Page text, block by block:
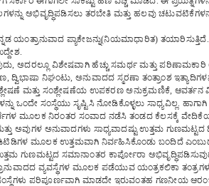
ಅಭಿವೃದ್ಧಿಪಡಿಸಲು ತರಬೇತಿ ಮತ್ತು ಹಲವು
ಪ್ಯಾಕೇಜನ್ನು(ನಿಯಮಾಧಾರಿತ) ತಯಾರಿಸುತ್ತಿದೆ.
ಅದರಲ್ಲೂ ವಿಶೇಷವಾಗಿ ಹೆಚ್ಚು ಸಮರ್ಥ ಮತ್ತು
ನಿಘಂಟು, ಅನುವಾದದ ಸ್ಮರಣಾ ತಂತ್ರಾಂಶ ಇತ್ಯಾದಿಗಳನ್ನು
ಮತ್ತು ಸಂಶ್ಲೇಷಣೆಯ ಉಪಕರಣ ಅನುಕ್ರಮಣಿಕೆ, ಆವರ್ತನ
ಒಂದೇ ಸಂಸ್ಥೆಯು ಸೃಷ್ಟಿಸಿ ನೋಡಿಕೊಳ್ಳಲು ಸಾಧ್ಯವಿಲ್ಲ.
ಮೂಲಕ ನಿರಂತರ ಸಂವಾದ ನಡೆಸಿ ತಂಡದ ಕೆಲಸಕ್ಕೆ
ಅವುಗಳ ಅನುವಾದಗಳು ಸಾಧ್ಯವಾದಷ್ಟು ಉತ್ತಮ
ಮೂಲಕ ಉತ್ತಮವಾಗಿ ನಿರ್ವಹಿಸಿಕೊಂಡು ಬಂದಿದೆ
ಗುಣಮಟ್ಟದ ಸಮಾನಾಂತರ ಕಾರ್ಪೋರಾ ಅಭಿವೃದ್ಧಿಪಡಿಸುವುದು
ವ್ಯವಸ್ಥೆಗಳ ಮೂಲಕ ಪಡೆಯುವ ಯಂತ್ರಕಲಿಕಾ
ಸಂಸ್ಥೆಗಳು ಪರಿಪೂರ್ಣವಾಗಿ ಮಾಡದೇ ಇರುವಂತಹ ಗಣನೀಯ